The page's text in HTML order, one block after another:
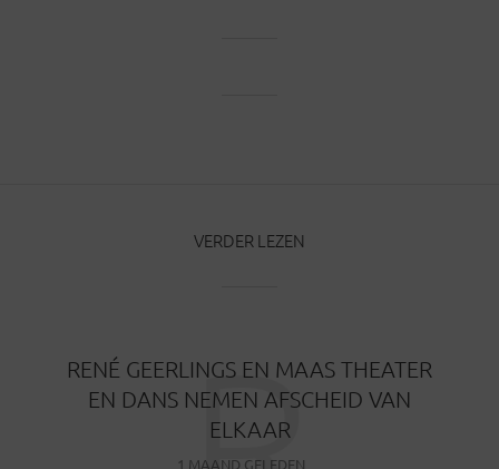
VERDER LEZEN
RENÉ GEERLINGS EN MAAS THEATER
EN DANS NEMEN AFSCHEID VAN
ELKAAR
1 MAAND GELEDEN